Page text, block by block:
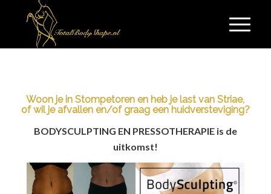
Woon je in Stompetoren en heb je last van Striae,
of wil je afvallen en/of graag een huidversteviging?
BODYSCULPTING EN PRESSOTHERAPIE is de
uitkomst!